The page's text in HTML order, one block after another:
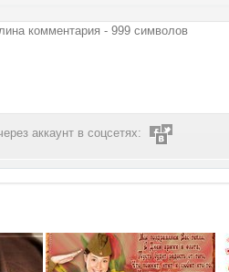
аккаунт в соцсетях: